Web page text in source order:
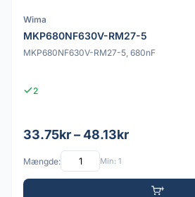
Wima
MKP680NF630V-RM27-5
MKP680NF630V-RM27-5, 680nF
2
33.75kr – 48.13kr
Mængde: Min: 1